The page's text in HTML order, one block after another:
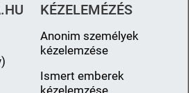
KÉZELEMÉZÉS
Anonim személyek
kézelemzése
Ismert emberek
kézelemzése